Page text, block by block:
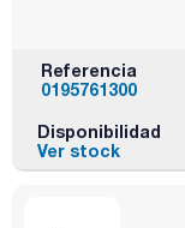
Referencia
0195761300
Disponibilidad
Ver stock